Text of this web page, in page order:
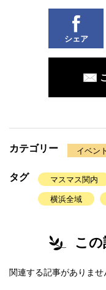
シェア
カテゴリー イベント
タグ マスマス関内
横浜全域
こ
関連する記事がありませ